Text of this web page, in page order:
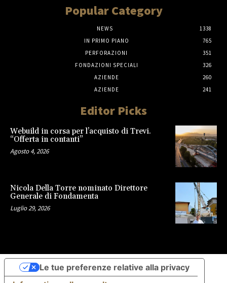
Popular Category
NEWS
1338
IN PRIMO PIANO
765
PERFORAZIONI
351
FONDAZIONI SPECIALI
326
AZIENDE
260
AZIENDE
241
Editor Picks
Webuild in corsa per l’acquisto di Trevi.
“Offerta in contanti”
Agosto 4, 2026
Nicola Della Torre nominato Direttore
Generale di Fondamenta
Luglio 29, 2026
Le tue preferenze relative alla privacy